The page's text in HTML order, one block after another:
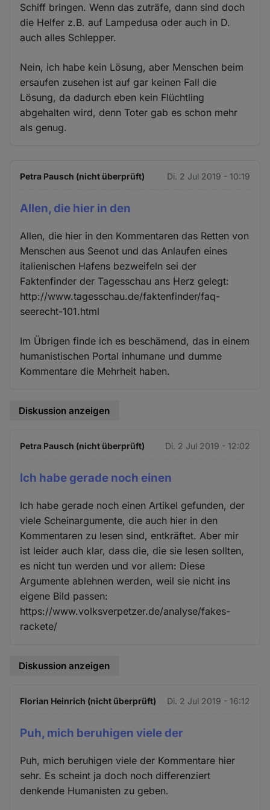
Schiff bringen. Wenn das zuträfe, dann sind doch
die Helfer z.B. auf Lampedusa oder auch in D.
auch alles Schlepper.
Nein, ich habe kein Lösung, aber Menschen beim
ersaufen zusehen ist auf gar keinen Fall die
Lösung, da dadurch eben kein Flüchtling
abgehalten wird, denn Toter gab es schon mehr
als genug.
Petra Pausch (nicht überprüft) Di. 2 Jul 2019 - 10:19
Allen, die hier in den
Allen, die hier in den Kommentaren das Retten von
Menschen aus Seenot und das Anlaufen eines
italienischen Hafens bezweifeln sei der
Faktenfinder der Tagesschau ans Herz gelegt:
http://www.tagesschau.de/faktenfinder/faq-
seerecht-101.html
Im Übrigen finde ich es beschämend, das in einem
humanistischen Portal inhumane und dumme
Kommentare die Mehrheit haben.
Diskussion anzeigen
Petra Pausch (nicht überprüft) Di. 2 Jul 2019 - 12:02
Ich habe gerade noch einen
Ich habe gerade noch einen Artikel gefunden, der
viele Scheinargumente, die auch hier in den
Kommentaren zu lesen sind, entkräftet. Aber mir
ist leider auch klar, dass die, die sie lesen sollten,
es nicht tun werden und vor allem: Diese
Argumente ablehnen werden, weil sie nicht ins
eigene Bild passen:
https://www.volksverpetzer.de/analyse/fakes-
rackete/
Diskussion anzeigen
Florian Heinrich (nicht überprüft) Di. 2 Jul 2019 - 16:12
Puh, mich beruhigen viele der
Puh, mich beruhigen viele der Kommentare hier
sehr. Es scheint ja doch noch differenziert
denkende Humanisten zu geben.